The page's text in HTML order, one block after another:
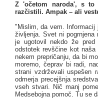
Z 'očetom naroda', s to
razčistili. Ampak – ali
"Mislim, da vem. Informacij
življenja. Svet ni
je ugotovil nekdo že pred
odstotek revščine kot
nekem prepričanju, da bi
moremo, čeprav bi radi,
strani vzdrževali uspešen
odmerja precejšnja
vseh stvari. Nič manj
Medsebojna pomoč. Tu se